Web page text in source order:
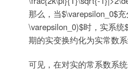
那么，当$\varepsilon_0$充
\varepsilon_0)$时，实系统
期的实变换约化为实常数
可见，在对实的常系数系